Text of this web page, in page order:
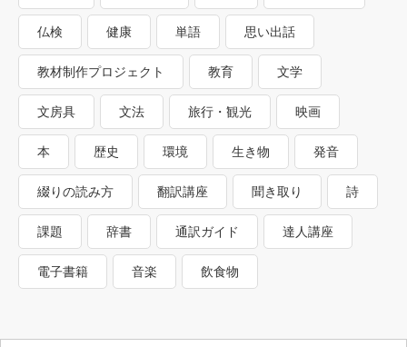
仏検 健康 単語 思い出話
教材制作プロジェクト 教育 文学
文房具 文法 旅行・観光 映画
本 歴史 環境 生き物 発音
綴りの読み方 翻訳講座 聞き取り 詩
課題 辞書 通訳ガイド 達人講座
電子書籍 音楽 飲食物